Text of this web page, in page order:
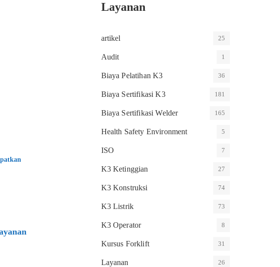
Layanan
artikel 25
Audit 1
Biaya Pelatihan K3 36
Biaya Sertifikasi K3 181
Biaya Sertifikasi Welder 165
Health Safety Environment 5
ISO 7
K3 Ketinggian 27
K3 Konstruksi 74
K3 Listrik 73
K3 Operator 8
Kursus Forklift 31
Layanan 26